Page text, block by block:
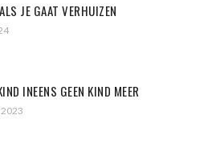
JE GAAT VERHUIZEN
INEENS GEEN KIND MEER